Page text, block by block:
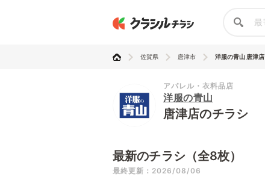
佐賀県 唐津市 洋服の青山 唐津店
アパレル・衣料品店
洋服の青山
唐津店のチラシ
最新のチラシ（全8枚）
最終更新：2026/08/06